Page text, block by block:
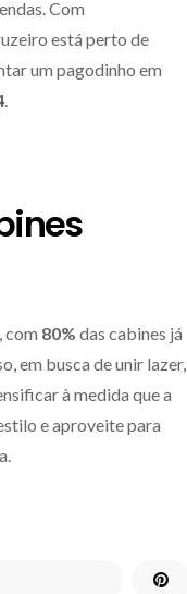
Com
está perto de
um pagodinho em
.
com 80% das cabines já
em busca de unir lazer,
à medida que a
e aproveite para